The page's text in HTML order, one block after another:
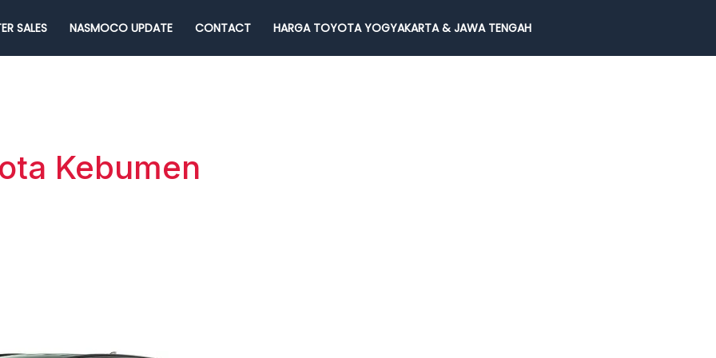
SALES NASMOCO UPDATE CONTACT HARGA TOYOTA YOGYAKARTA & JAWA TENGAH
Kebumen